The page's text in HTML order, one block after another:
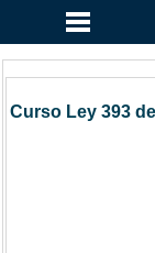
Curso Ley 393